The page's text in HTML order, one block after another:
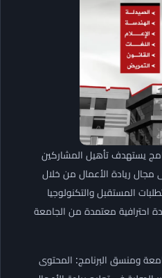
يستهدف تأهيل المشاركين
مجال ريادة الأعمال من خلال
المستقبل والتكنولوجيا
احترافية معتمدة من الجامعة
ومنسق البرنامج: المحتوى